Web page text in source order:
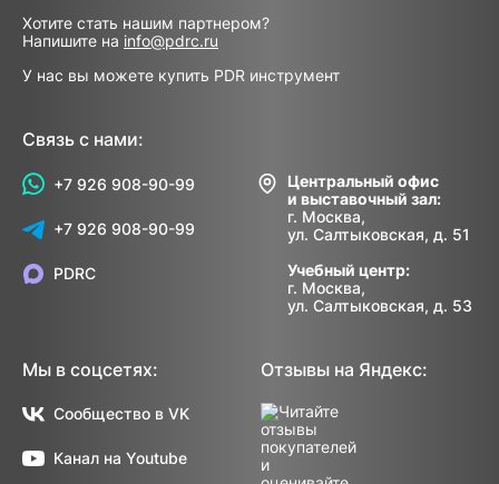
Хотите стать нашим партнером?
Напишите на info@pdrc.ru
У нас вы можете купить PDR инструмент
Связь с нами:
+7 926 908-90-99
+7 926 908-90-99
Центральный офис
и выставочный зал:
г. Москва,
ул. Салтыковская, д. 51
Учебный центр:
г. Москва,
ул. Салтыковская, д. 53
PDRC
Мы в соцсетях:
Сообщество в VK
Канал на Youtube
Отзывы на Яндекс: